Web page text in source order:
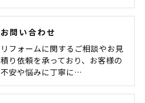
お問い合わせ
リフォームに関するご相談やお見
積り依頼を承っており、お客様の
不安や悩みに丁寧に…